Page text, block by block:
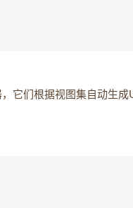
它们根据视图集自动生成